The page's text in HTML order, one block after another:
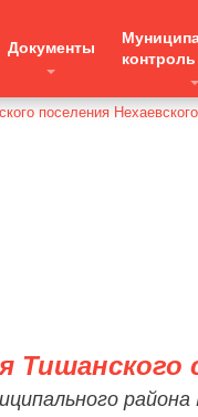
Документы
контроль